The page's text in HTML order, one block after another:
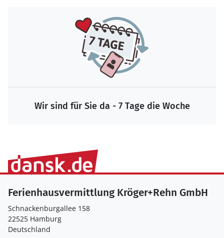
Wir sind für Sie da - 7 Tage die Woche
Ferienhausvermittlung Kröger+Rehn GmbH
Schnackenburgallee 158
22525 Hamburg
Deutschland